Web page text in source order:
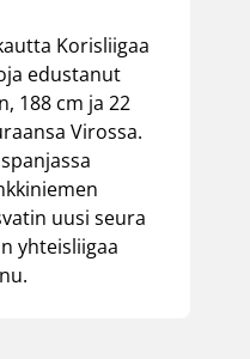
Korisliigaa
edustanut
188 cm ja 22
Virossa.
uusi seura
yhteisliigaa